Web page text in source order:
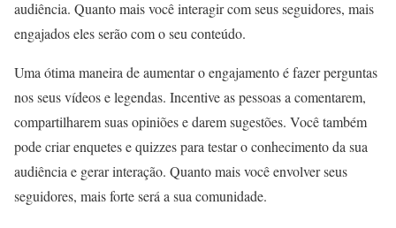
audiência. Quanto mais você interagir com seus seguidores, mais
engajados eles serão com o seu conteúdo.
Uma ótima maneira de aumentar o engajamento é fazer perguntas
nos seus vídeos e legendas. Incentive as pessoas a comentarem,
compartilharem suas opiniões e darem sugestões. Você também
pode criar enquetes e quizzes para testar o conhecimento da sua
audiência e gerar interação. Quanto mais você envolver seus
seguidores, mais forte será a sua comunidade.